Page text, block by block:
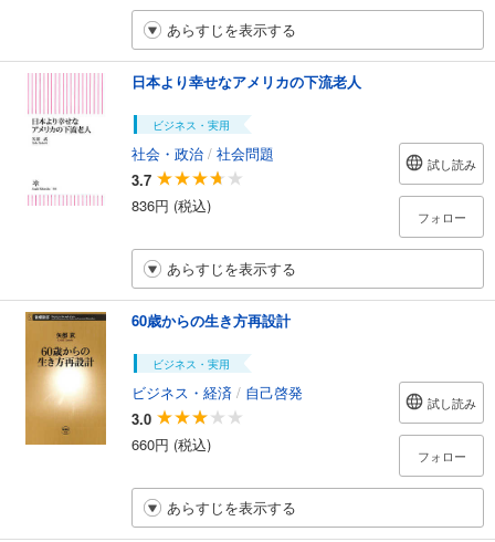
あらすじを表示する
日本より幸せなアメリカの下流老人
ビジネス・実用
社会・政治 / 社会問題
3.7
836円 (税込)
試し読み
フォロー
あらすじを表示する
60歳からの生き方再設計
ビジネス・実用
ビジネス・経済 / 自己啓発
3.0
660円 (税込)
試し読み
フォロー
あらすじを表示する